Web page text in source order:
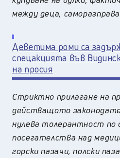
между деца,
Деветима роми са
спецакцията във
на просия
Стриктно прилагане на
действащото
нулева толерантност по
посегателства над
горски пазачи, полски